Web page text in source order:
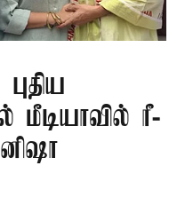
ரீ-